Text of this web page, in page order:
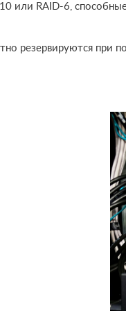
или RAID-6,
резервируются при